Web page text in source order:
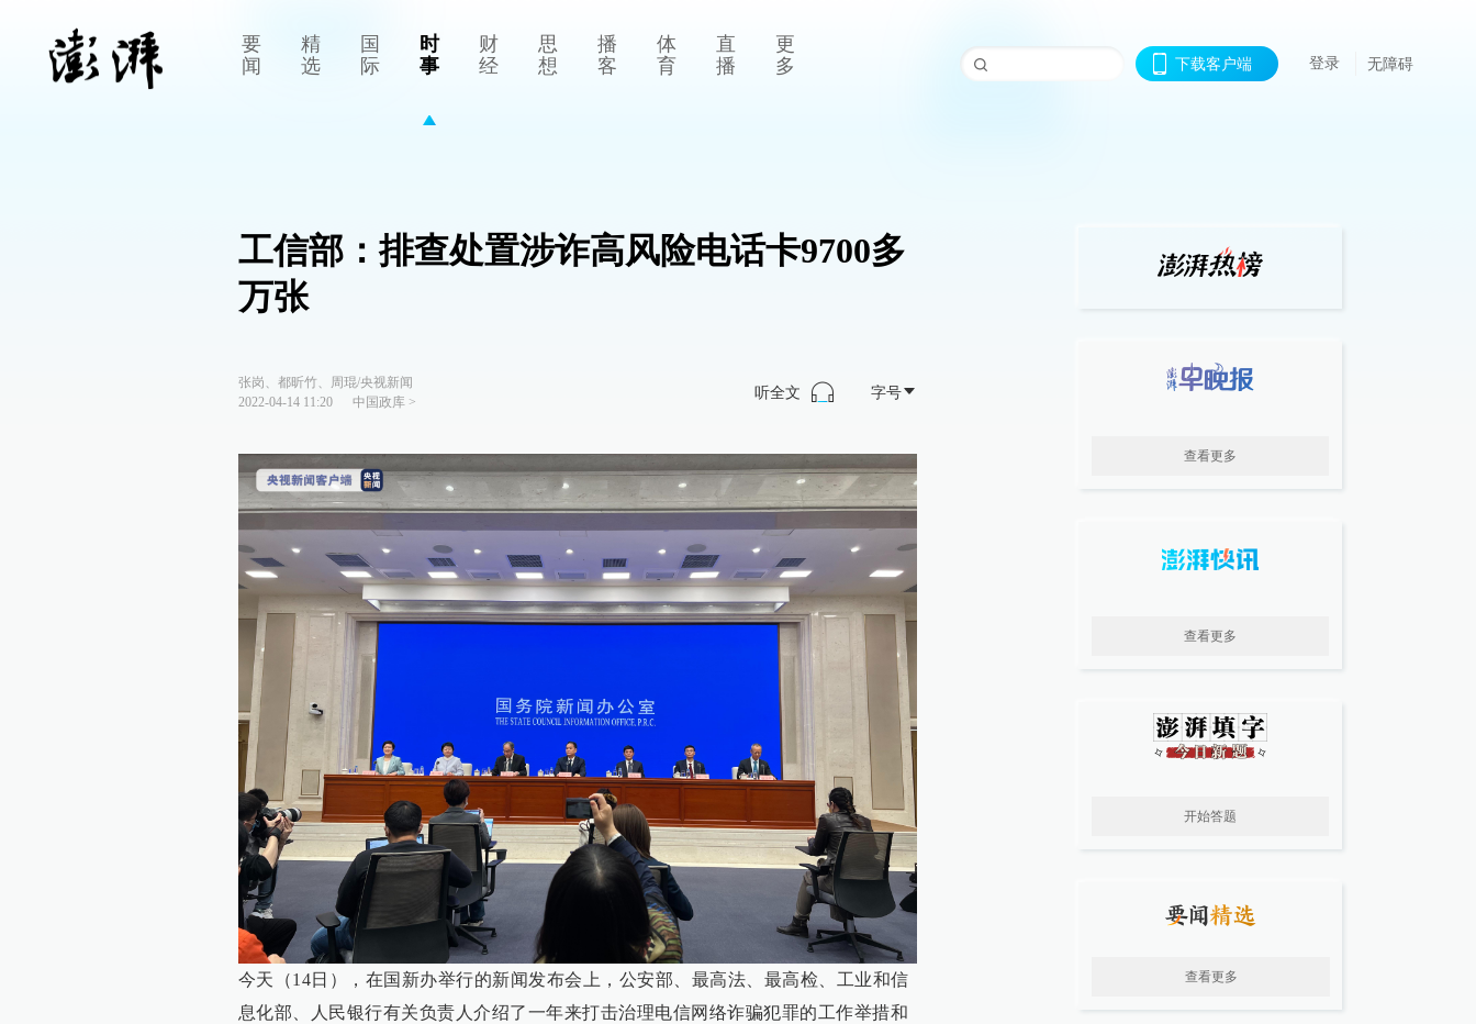
要
闻
精
选
国
际
时
事
财
经
思
想
播
客
体
育
直
播
更
多
下载客户端 登录 无障碍
工信部：排查处置涉诈高风险电话卡9700多
万张
张岗、都昕竹、周琨/央视新闻
2022-04-14 11:20
中国政库>
听全文 字号
今天（14日），在国新办举行的新闻发布会上，公安部、最高法、最高检、工业和信
息化部、人民银行有关负责人介绍了一年来打击治理电信网络诈骗犯罪的工作举措和
查看更多
查看更多
开始答题
查看更多